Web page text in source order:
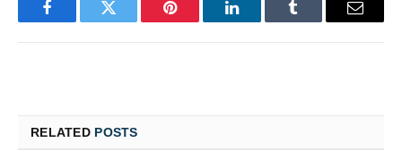
FacebookTwitter Pinterest LinkedInTumblr Email
RELATED POSTS